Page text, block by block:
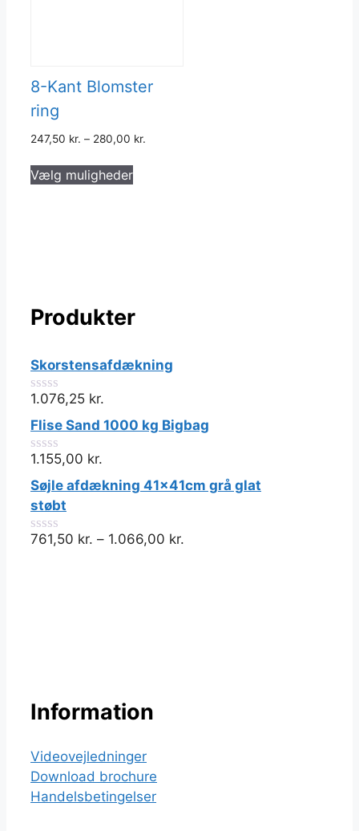
8-Kant Blomster
ring
247,50 kr. – 280,00 kr.
Vælg muligheder
Dette
vare
på
Produkter
Skorstensafdækning
0
ud
af
5
1.076,25 kr.
Flise Sand 1000 kg Bigbag
0
ud
af
5
1.155,00 kr.
Søjle afdækning 41x41cm grå glat
støbt
0
761,50 kr. – 1.066,00 kr.
Information
Videovejledninger
Download brochure
Handelsbetingelser